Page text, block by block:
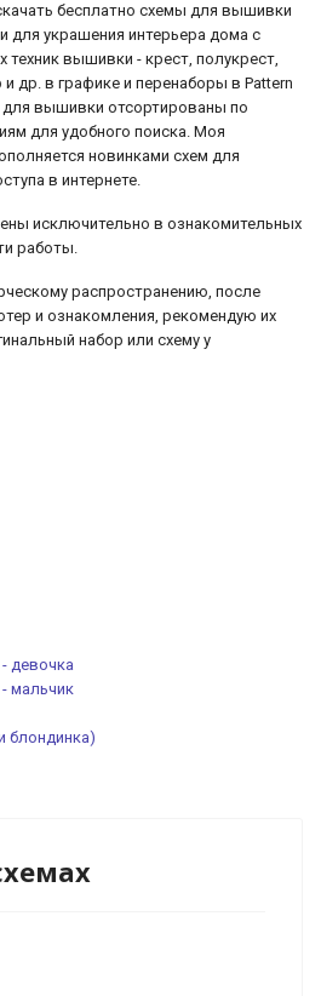
бесплатно схемы для вышивки
для украшения интерьера дома с
техник вышивки - крест, полукрест,
и др. в графике и перенаборы в Pattern
для вышивки отсортированы по
для удобного поиска. Моя
новинками схем для
в интернете.
исключительно в ознакомительных
работы.
распространению, после
и ознакомления, рекомендую их
набор или схему у
девочка
мальчик
блондинка)